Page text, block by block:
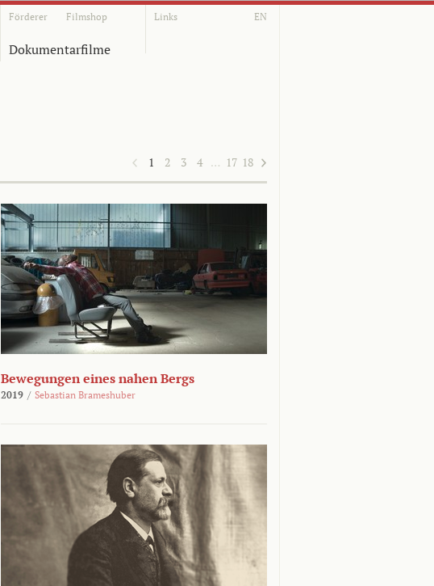
Förderer Filmshop Links EN
Dokumentarfilme
1 2 3 4 … 17 18
Bewegungen eines nahen Bergs
2019 / Sebastian Brameshuber